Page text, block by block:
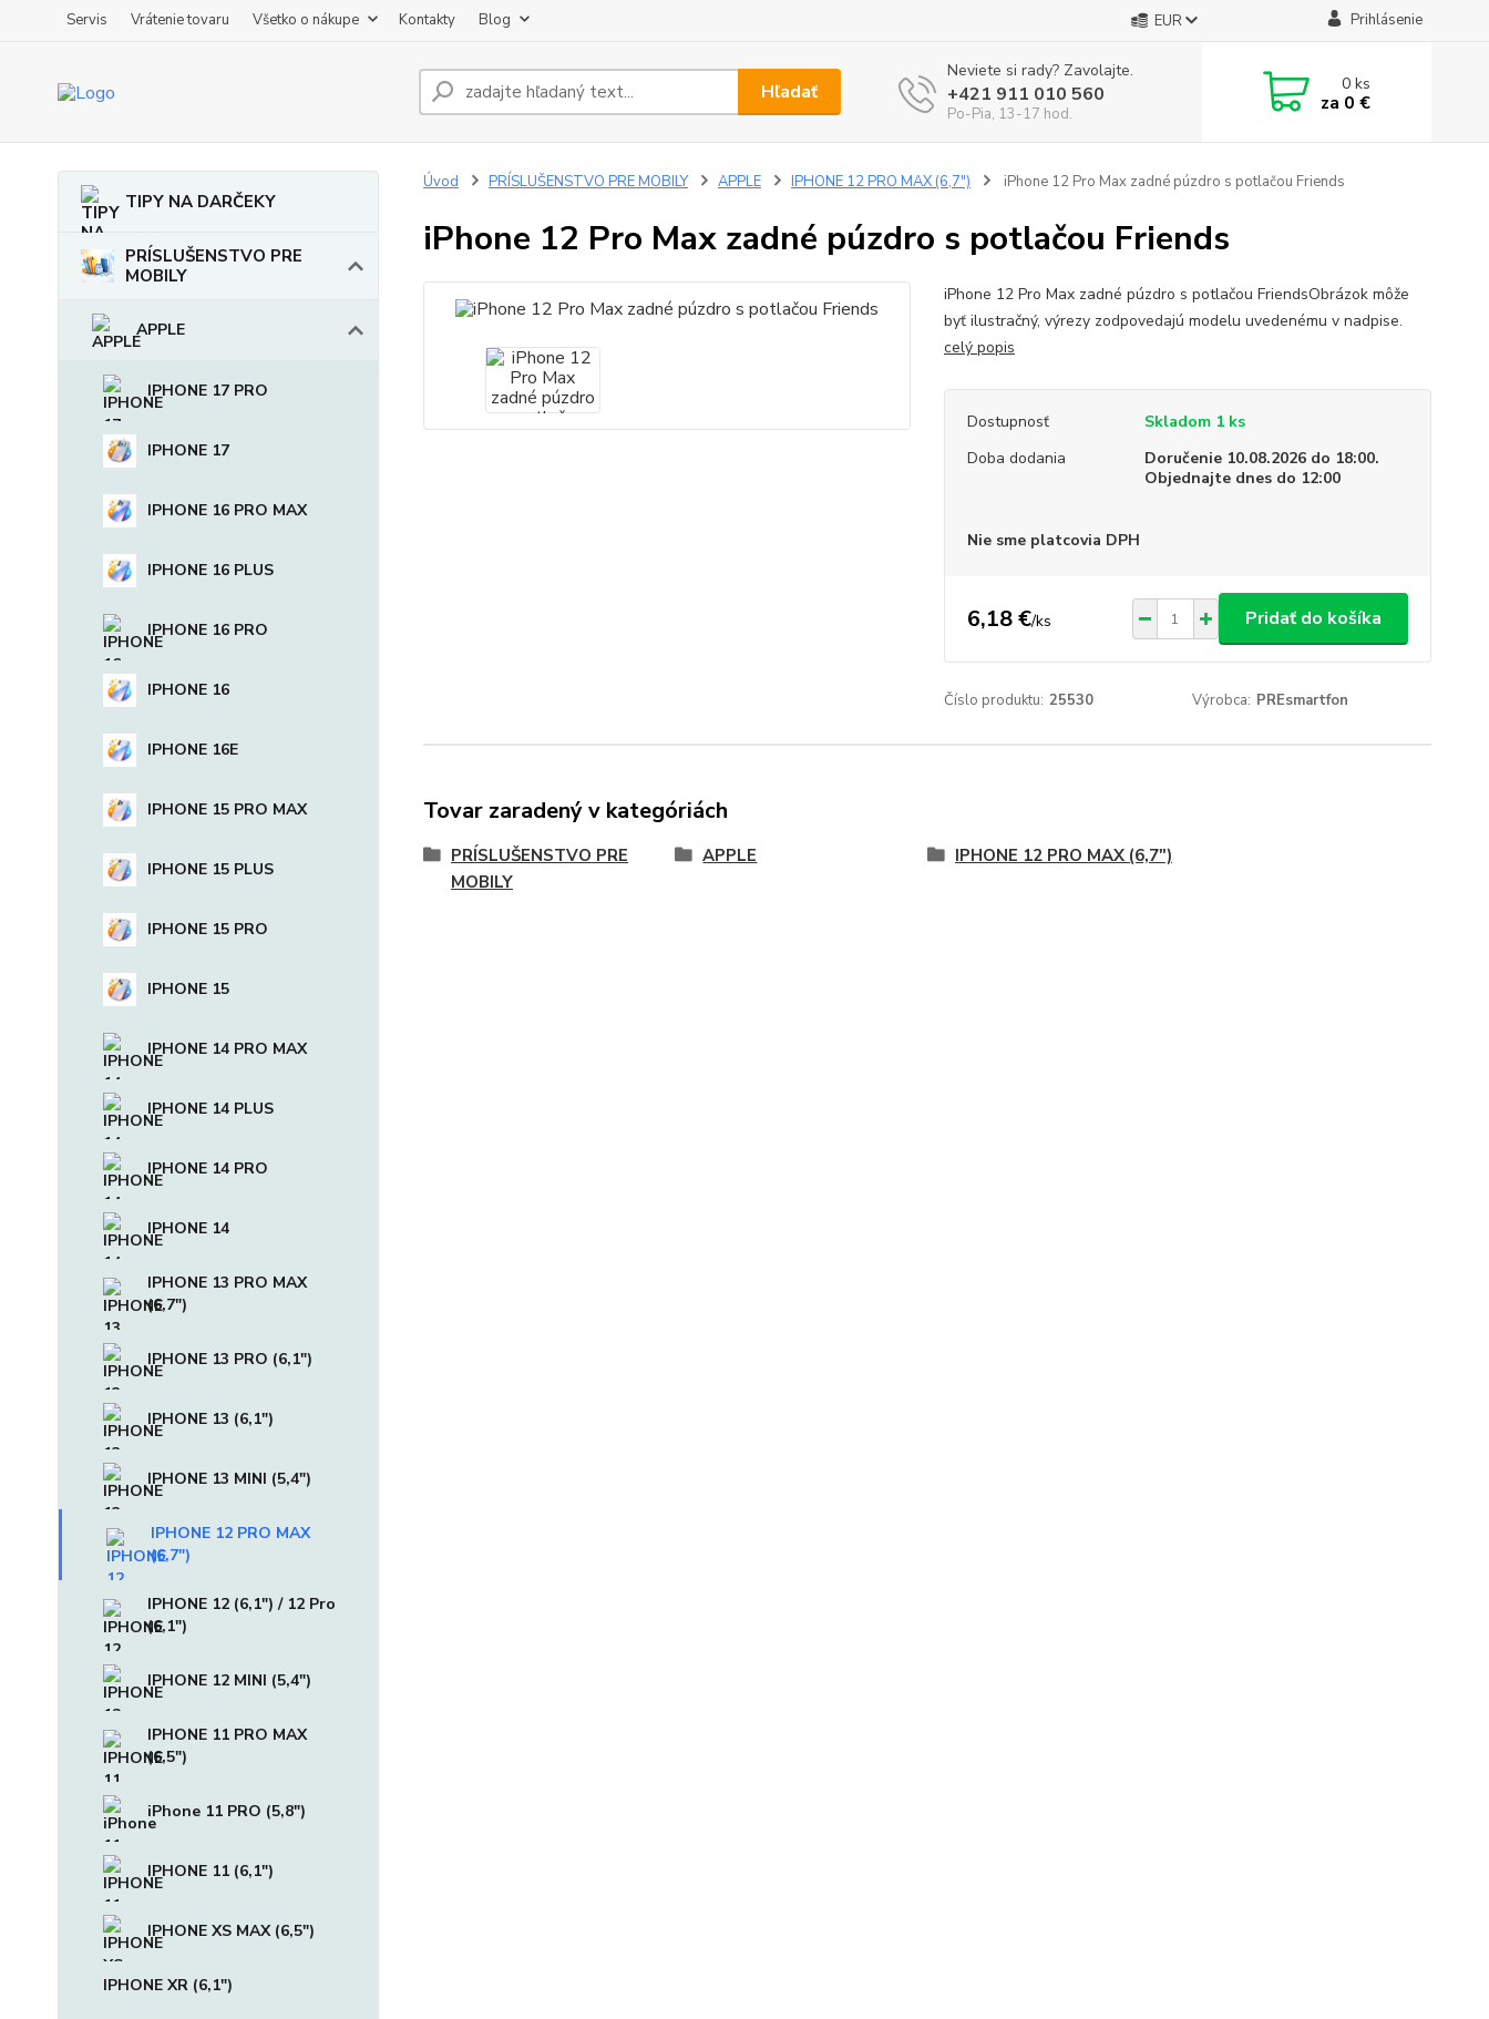
Servis Vrátenie tovaru Všetko o nákupe Kontakty Blog EUR Prihlásenie
Hľadať
Neviete si rady? Zavolajte.
+421 911 010 560
Po-Pia, 13-17 hod.
0ks
za 0 €
TIPY NA DARČEKY
PRÍSLUŠENSTVO PRE
MOBILY
APPLE
IPHONE 17 PRO
IPHONE 17
IPHONE 16 PRO MAX
IPHONE 16 PLUS
IPHONE 16 PRO
IPHONE 16
IPHONE 16E
IPHONE 15 PRO MAX
IPHONE 15 PLUS
IPHONE 15 PRO
IPHONE 15
IPHONE 14 PRO MAX
IPHONE 14 PLUS
IPHONE 14 PRO
IPHONE 14
IPHONE 13 PRO MAX
(6,7")
IPHONE 13 PRO (6,1")
IPHONE 13 (6,1")
IPHONE 13 MINI (5,4")
IPHONE 12 PRO MAX
(6,7")
IPHONE 12 (6,1") / 12 Pro
(6,1")
IPHONE 12 MINI (5,4")
IPHONE 11 PRO MAX
(6,5")
iPhone 11 PRO (5,8")
IPHONE 11 (6,1")
IPHONE XS MAX (6,5")
IPHONE XR (6,1")
Úvod PRÍSLUŠENSTVO PRE MOBILY APPLE IPHONE 12 PRO MAX (6,7") iPhone 12 Pro Max zadné púzdro s potlačou Friends
iPhone 12 Pro Max zadné púzdro s potlačou Friends
iPhone 12 Pro Max zadné púzdro s potlačou FriendsObrázok môže
byť ilustračný, výrezy zodpovedajú modelu uvedenému v nadpise.
celý popis
Dostupnosť
Skladom 1 ks
Doba dodania
Doručenie 10.08.2026 do 18:00.
Objednajte dnes do 12:00
Nie sme platcovia DPH
6,18 €/ks Pridať do košíka
Číslo produktu: 25530 Výrobca: PREsmartfon
Tovar zaradený v kategóriách
PRÍSLUŠENSTVO PRE
MOBILY
APPLE IPHONE 12 PRO MAX (6,7")